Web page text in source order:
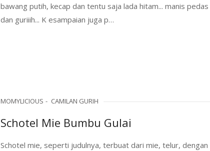
bawang putih, kecap dan tentu saja lada hitam... manis pedas
dan guriiih... K esampaian juga p…
MOMYLICIOUS CAMILAN GURIH
Schotel Mie Bumbu Gulai
Schotel mie, seperti judulnya, terbuat dari mie, telur, dengan